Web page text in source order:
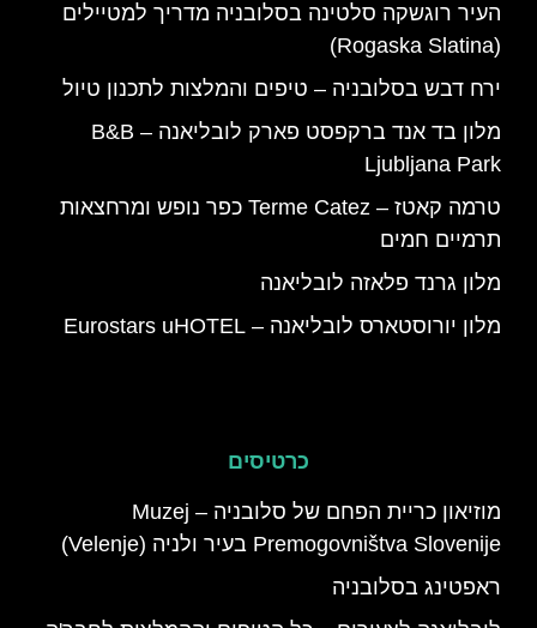
העיר רוגשקה סלטינה בסלובניה מדריך למטיילים
(Rogaska Slatina)
ירח דבש בסלובניה – טיפים והמלצות לתכנון טיול
מלון בד אנד ברקפסט פארק לובליאנה – B&B
Ljubljana Park
טרמה קאטז – Terme Catez כפר נופש ומרחצאות
תרמיים חמים
מלון גרנד פלאזה לובליאנה
מלון יורוסטארס לובליאנה – Eurostars uHOTEL
כרטיסים
מוזיאון כריית הפחם של סלובניה – Muzej
Premogovništva Slovenije בעיר ולניה (Velenje)
ראפטינג בסלובניה